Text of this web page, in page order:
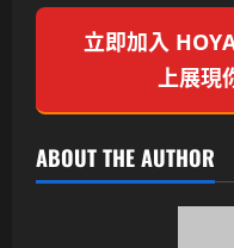
立即加入
上展現
ABOUT THE AUTHOR